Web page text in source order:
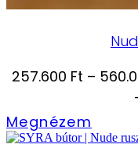
257.600 Ft –
Megnézem